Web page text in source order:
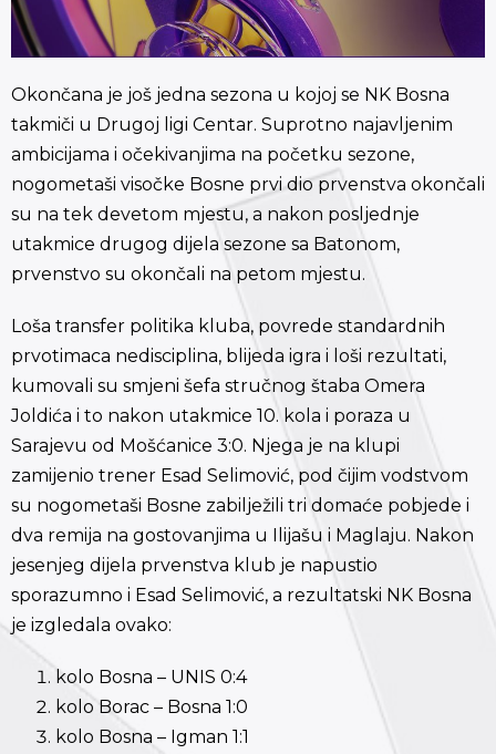
O končana je još jedna sezona u kojoj se NK Bosna
takmiči u Drugoj ligi Centar. Suprotno najavljenim
ambicijama i očekivanjima na početku sezone,
nogometaši visočke Bosne prvi dio prvenstva okončali
su na tek devetom mjestu, a nakon posljednje
utakmice drugog dijela sezone sa Batonom,
prvenstvo su okončali na petom mjestu.
Loša transfer politika kluba, povrede standardnih
prvotimaca nedisciplina, blijeda igra i loši rezultati,
kumovali su smjeni šefa stručnog štaba Omera
Joldića i to nakon utakmice 10. kola i poraza u
Sarajevu od Mošćanice 3:0. Njega je na klupi
zamijenio trener Esad Selimović, pod čijim vodstvom
su nogometaši Bosne zabilježili tri domaće pobjede i
dva remija na gostovanjima u Ilijašu i Maglaju. Nakon
jesenjeg dijela prvenstva klub je napustio
sporazumno i Esad Selimović, a rezultatski NK Bosna
je izgledala ovako:
kolo Bosna – UNIS 0:4
kolo Borac – Bosna 1:0
kolo Bosna – Igman 1:1